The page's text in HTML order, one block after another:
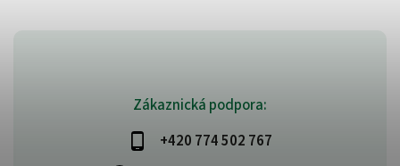
Zákaznická podpora:
+420 774 502 767